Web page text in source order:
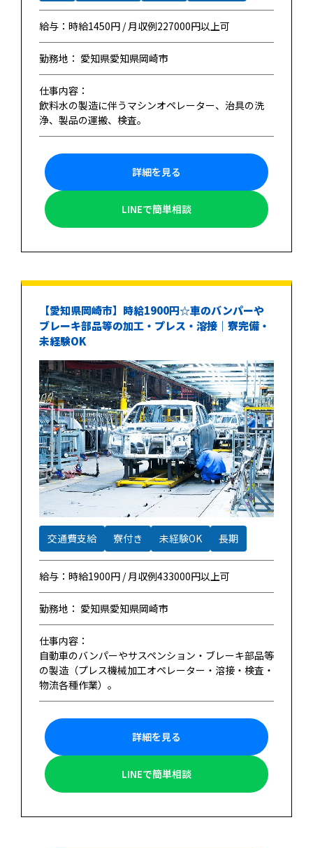
給与：時給1450円 / 月収例227000円以上可
勤務地： 愛知県愛知県岡崎市
仕事内容：
飲料水の製造に伴うマシンオペレーター、治具の洗
浄、製品の運搬、検査。
詳細を見る
LINEで簡単相談
【愛知県岡崎市】時給1900円☆車のバンパーや
ブレーキ部品等の加工・プレス・溶接｜寮完備・
未経験OK
交通費支給 寮付き 未経験OK 長期
給与：時給1900円 / 月収例433000円以上可
勤務地： 愛知県愛知県岡崎市
仕事内容：
自動車のバンパーやサスペンション・ブレーキ部品等
の製造（プレス機械加工オペレーター・溶接・検査・
物流各種作業）。
詳細を見る
LINEで簡単相談